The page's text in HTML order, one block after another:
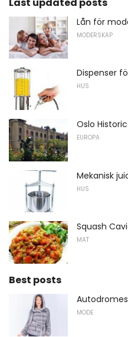
Lån för
MODERSKAP
Dispenser
HUS
Oslo
EUROPA
Mekanisk
HUS
Squash
MAT
Best posts
MODE